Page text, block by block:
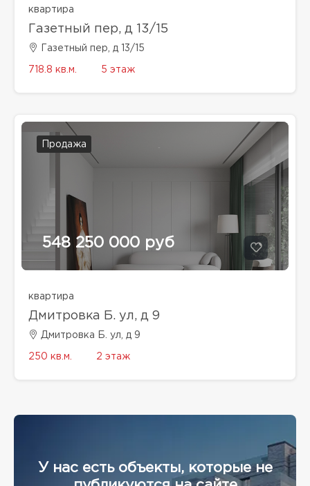
квартира
Газетный пер, д 13/15
Газетный пер, д 13/15
718.8 кв.м. 5 этаж
Продажа
548 250 000 руб
квартира
Дмитровка Б. ул, д 9
Дмитровка Б. ул, д 9
250 кв.м. 2 этаж
У нас есть объекты, которые не